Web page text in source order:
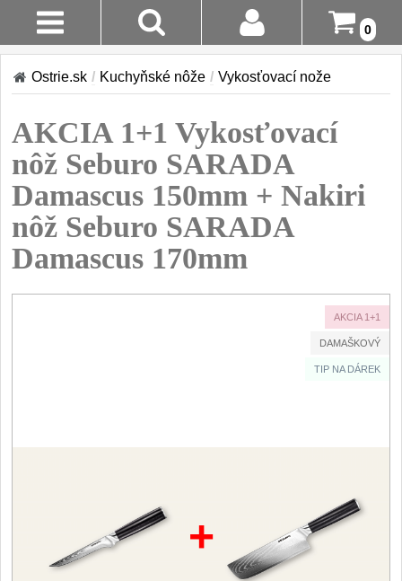
0
Stav
Objednávky
Prihlásenie
Registrácia
Doručenie
A Platba
Akcia!
Sady nožov 9
Kuchařské nože 30
Univerzálny nože 50
Vykosťovací nože
Steakové nože
Ostrie.sk / Kuchyňské nôže / Vykosťovací nože
AKCIA 1+1 Vykosťovací
nôž Seburo SARADA
Damascus 150mm + Nakiri
nôž Seburo SARADA
Damascus 170mm
AKCIA 1+1
DAMAŠKOVÝ
TIP NA DÁREK
+